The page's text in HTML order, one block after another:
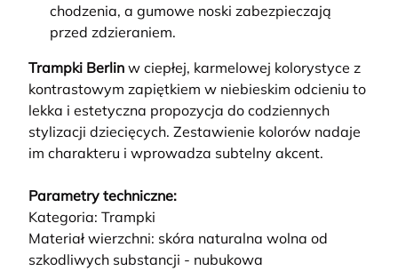
chodzenia, a gumowe noski zabezpieczają
przed zdzieraniem.
Trampki Berlin w ciepłej, karmelowej kolorystyce z
kontrastowym zapiętkiem w niebieskim odcieniu to
lekka i estetyczna propozycja do codziennych
stylizacji dziecięcych. Zestawienie kolorów nadaje
im charakteru i wprowadza subtelny akcent.
Parametry techniczne:
Kategoria: Trampki
Materiał wierzchni: skóra naturalna wolna od
szkodliwych substancji - nubukowa